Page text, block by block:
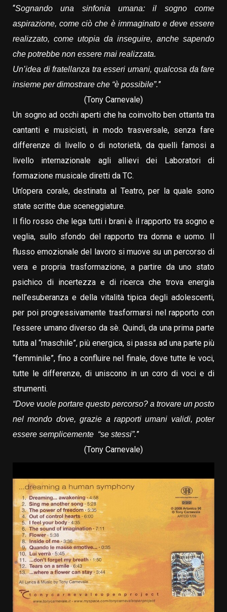
“Sognando una sinfonia umana: il sogno come
aspirazione, come ciò che è immaginato e deve essere
realizzato, come utopia da inseguire, anche sapendo
che potrebbe non essere mai realizzata.
Un’idea di fratellanza tra esseri umani, qualcosa da fare
insieme per dimostrare che “è possibile”.”
(Tony Carnevale)
Un sogno ad occhi aperti che ha coinvolto ben ottanta tra
cantanti e musicisti, in modo trasversale, senza fare
differenze di livello o di notorietà, da quelli famosi a
livello internazionale agli allievi dei Laboratori di
formazione musicale diretti da TC.
Un’opera corale, destinata al Teatro, per la quale sono
state scritte due sceneggiature.
Il filo rosso che lega tutti i brani è il rapporto tra sogno e
veglia, sullo sfondo del rapporto tra donna e uomo. Il
flusso emozionale del lavoro si muove su un percorso di
vera e propria trasformazione, a partire da uno stato
psichico di incertezza e di ricerca che trova energia
nell’esuberanza e della vitalità tipica degli adolescenti,
per poi progressivamente trasformarsi nel rapporto con
l’essere umano diverso da sè. Quindi, da una prima parte
tutta al “maschile”, più energica, si passa ad una parte più
“femminile”, fino a confluire nel finale, dove tutte le voci,
tutte le differenze, di uniscono in un coro di voci e di
strumenti.
“Dove vuole portare questo percorso? a trovare un posto
nel mondo dove, grazie a rapporti umani validi, poter
essere semplicemente “se stessi”.”
(Tony Carnevale)